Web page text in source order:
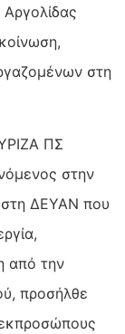
στη
ΠΣ
στην
ΔΕΥΑΝ που
από την
προσήλθε